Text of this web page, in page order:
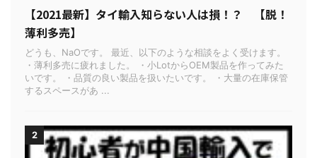
【2021最新】タイ輸入知らない人は損！？ 【脱！
薄利多売】
どうも、NaOです。 最近、以下のような相談をよく受けます。
・薄利多売に疲れました。 ・小LotからOEM製品を作ってみた
いです。 ・品質の良い製品を扱いたいです。 ・大量の在庫保管
するスペースがあ ...
2